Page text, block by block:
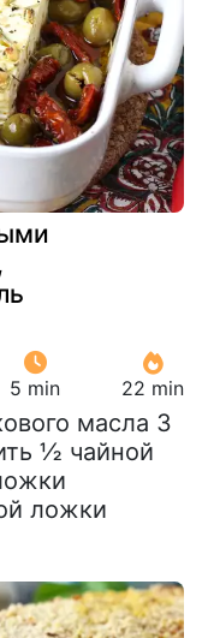
5 min 22 min
масла 3
½ чайной
ложки